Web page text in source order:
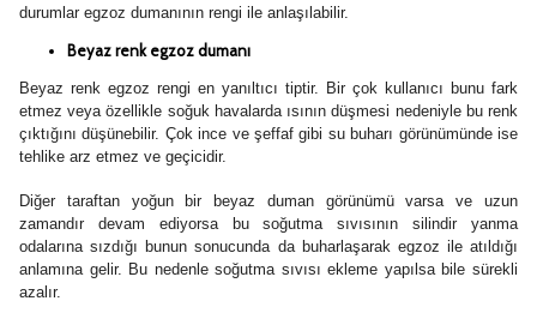
durumlar egzoz dumanının rengi ile anlaşılabilir.
Beyaz renk egzoz dumanı
Beyaz renk egzoz rengi en yanıltıcı tiptir. Bir çok kullanıcı bunu fark
etmez veya özellikle soğuk havalarda ısının düşmesi nedeniyle bu renk
çıktığını düşünebilir. Çok ince ve şeffaf gibi su buharı görünümünde ise
tehlike arz etmez ve geçicidir.
Diğer taraftan yoğun bir beyaz duman görünümü varsa ve uzun
zamandır devam ediyorsa bu soğutma sıvısının silindir yanma
odalarına sızdığı bunun sonucunda da buharlaşarak egzoz ile atıldığı
anlamına gelir. Bu nedenle soğutma sıvısı ekleme yapılsa bile sürekli
azalır.